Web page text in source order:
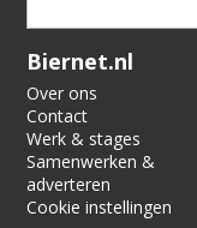
Verification code:
Biernet.nl
Over ons
Contact
Werk & stages
Samenwerken &
adverteren
Cookie instellingen